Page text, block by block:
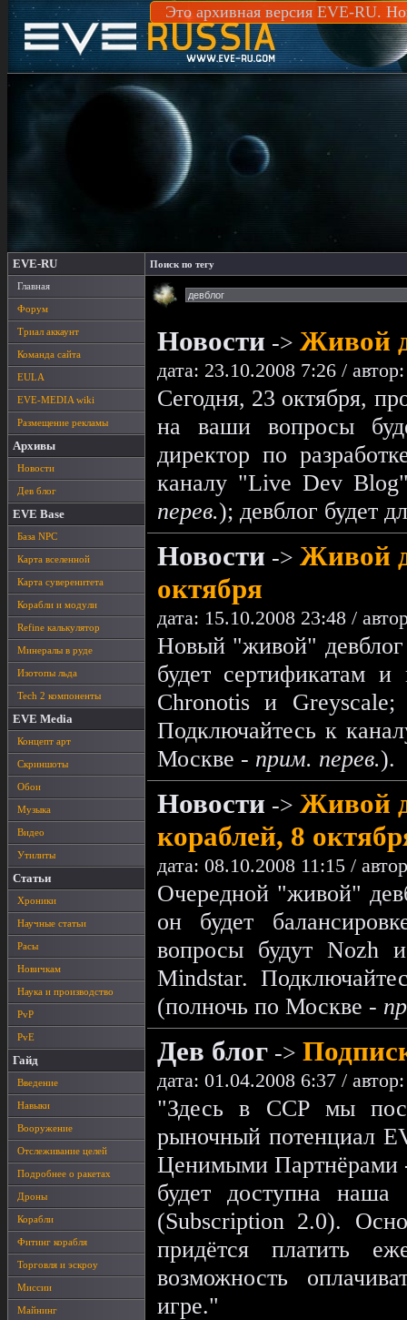
Это архивная версия EVE-RU.
EVE-RU
Главная
Форум
Триал аккаунт
Команда сайта
EULA
EVE-MEDIA wiki
Размещение рекламы
Архивы
Новости
Дев блог
EVE Base
База NPC
Карта вселенной
Карта суверенитета
Корабли и модули
Refine калькулятор
Минералы в руде
Изотопы льда
Tech 2 компоненты
EVE Media
Концепт арт
Скриншоты
Обои
Музыка
Видео
Утилиты
Статьи
Хроники
Научные статьи
Расы
Новичкам
Наука и производство
PvP
PvE
Гайд
Введение
Навыки
Вооружение
Отслеживание целей
Подробнее о ракетах
Дроны
Корабли
Фитинг корабля
Торговля и эскроу
Миссии
Майнинг
Поиск по тегу
Новости -> Живой
дата: 23.10.2008 7:26 /
Сегодня, 23 октября,
на ваши вопросы
директор по
каналу "Live Dev
перев.); девблог будет
Новости -> Живой
октября
дата: 15.10.2008 23:48 /
Новый "живой" девблог
будет сертификатам
Chronotis и
Подключайтесь к
Москве - прим. перев.).
Новости -> Живой
кораблей, 8
дата: 08.10.2008 11:15 /
Очередной "живой"
он будет
вопросы будут Nozh
Mindstar.
(полночь по Москве -
Дев блог->
дата: 01.04.2008 6:37 /
"Здесь в CCP мы
рыночный потенциал
Ценимыми Партнёрами
будет доступна
(Subscription 2.0).
придётся платить
возможность
игре."